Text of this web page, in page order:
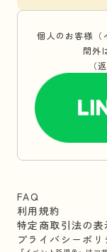
個人のお客様（
間外
（
FAQ
利用規約
特定商取引法の表
プライバシーポリ